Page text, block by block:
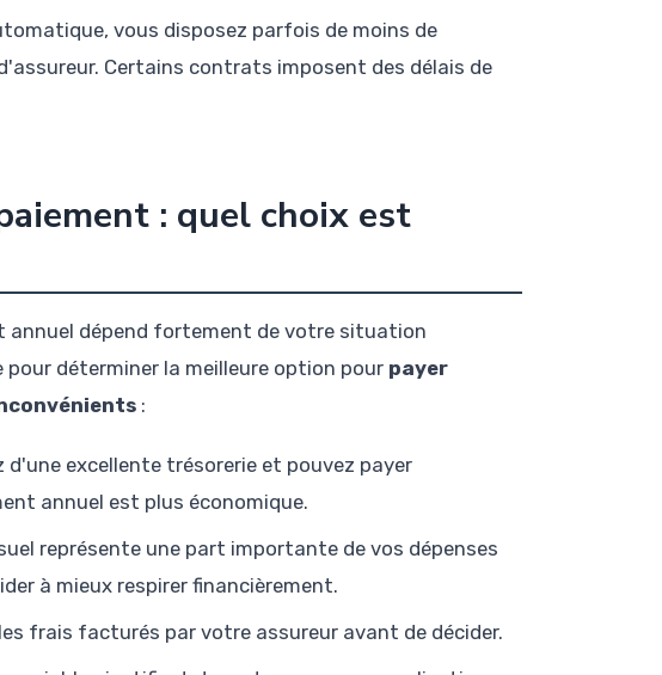
vous disposez parfois de moins de
Certains contrats imposent des délais de
: quel choix est
annuel dépend fortement de votre situation
pour déterminer la meilleure option pour payer
:
d'une excellente trésorerie et pouvez payer
annuel est plus économique.
représente une part importante de vos dépenses
à mieux respirer financièrement.
frais facturés par votre assureur avant de décider.